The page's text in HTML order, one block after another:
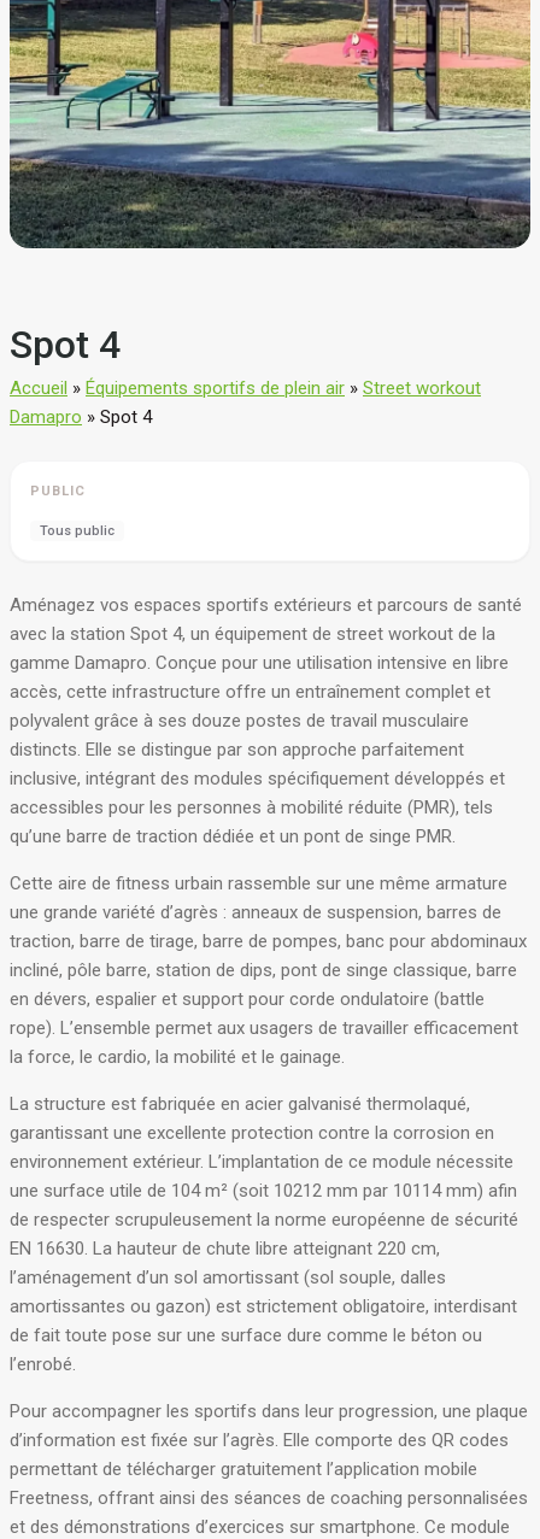
Spot 4
Accueil » Équipements sportifs de plein air » Street workout
Damapro » Spot 4
PUBLIC
Tous public
Aménagez vos espaces sportifs extérieurs et parcours de santé
avec la station Spot 4, un équipement de street workout de la
gamme Damapro. Conçue pour une utilisation intensive en libre
accès, cette infrastructure offre un entraînement complet et
polyvalent grâce à ses douze postes de travail musculaire
distincts. Elle se distingue par son approche parfaitement
inclusive, intégrant des modules spécifiquement développés et
accessibles pour les personnes à mobilité réduite (PMR), tels
qu’une barre de traction dédiée et un pont de singe PMR.
Cette aire de fitness urbain rassemble sur une même armature
une grande variété d’agrès : anneaux de suspension, barres de
traction, barre de tirage, barre de pompes, banc pour abdominaux
incliné, pôle barre, station de dips, pont de singe classique, barre
en dévers, espalier et support pour corde ondulatoire (battle
rope). L’ensemble permet aux usagers de travailler efficacement
la force, le cardio, la mobilité et le gainage.
La structure est fabriquée en acier galvanisé thermolaqué,
garantissant une excellente protection contre la corrosion en
environnement extérieur. L’implantation de ce module nécessite
une surface utile de 104 m² (soit 10212 mm par 10114 mm) afin
de respecter scrupuleusement la norme européenne de sécurité
EN 16630. La hauteur de chute libre atteignant 220 cm,
l’aménagement d’un sol amortissant (sol souple, dalles
amortissantes ou gazon) est strictement obligatoire, interdisant
de fait toute pose sur une surface dure comme le béton ou
l’enrobé.
Pour accompagner les sportifs dans leur progression, une plaque
d’information est fixée sur l’agrès. Elle comporte des QR codes
permettant de télécharger gratuitement l’application mobile
Freetness, offrant ainsi des séances de coaching personnalisées
et des démonstrations d’exercices sur smartphone. Ce module